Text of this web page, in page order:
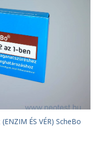
ÉS VÉR) ScheBo